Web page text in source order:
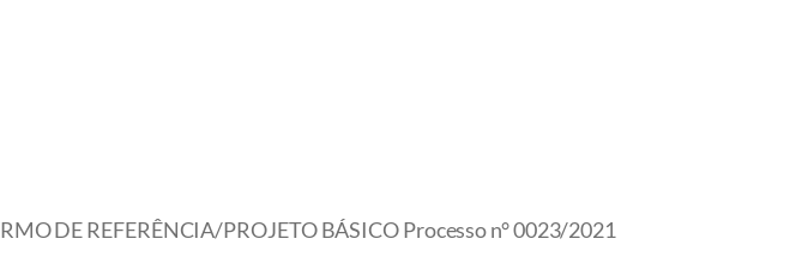
DE REFERÊNCIA/PROJETO BÁSICO Processo n° 0023/2021